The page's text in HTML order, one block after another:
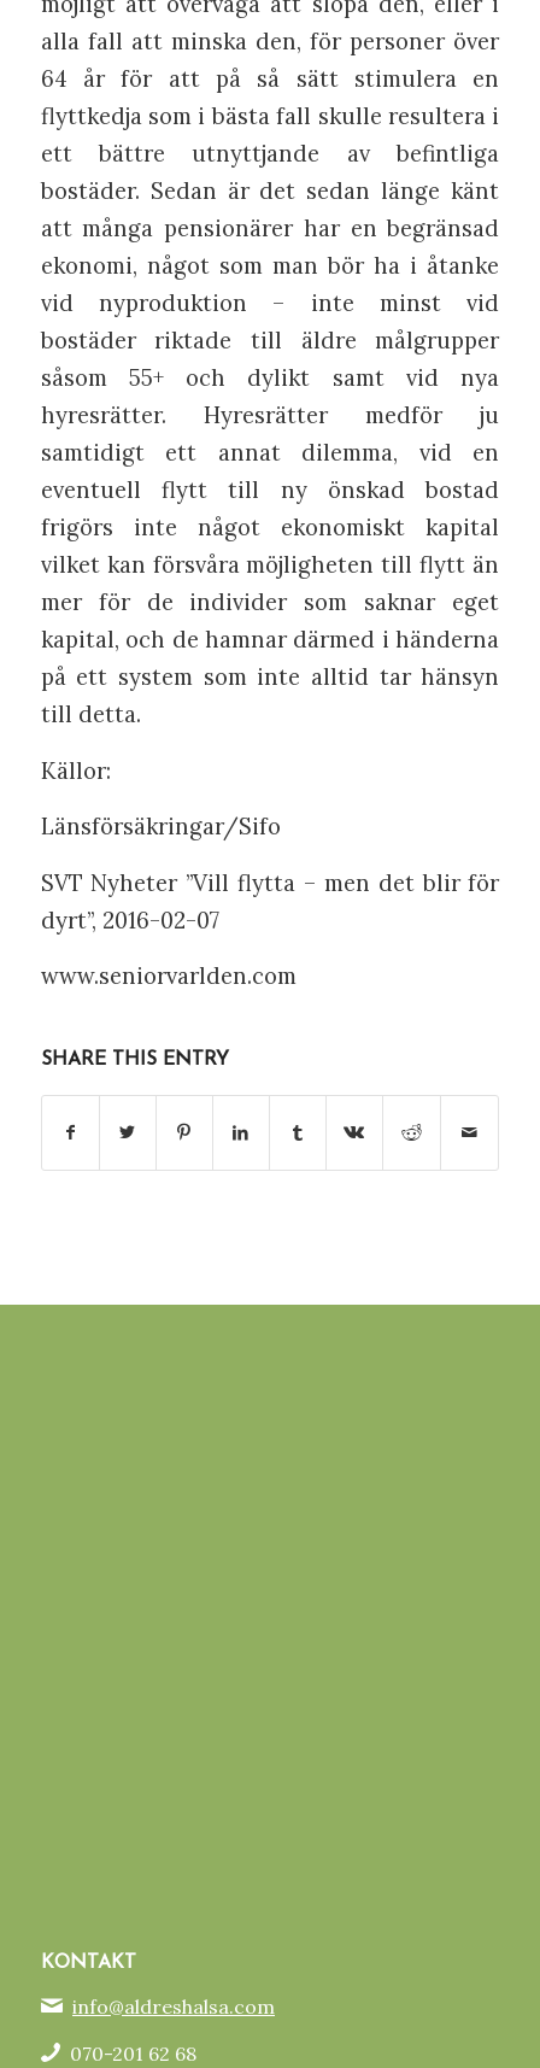
alla fall att minska den, för personer över
64 år för att på så sätt stimulera en
flyttkedja som i bästa fall skulle resultera i
ett bättre utnyttjande av befintliga
bostäder. Sedan är det sedan länge känt
att många pensionärer har en begränsad
ekonomi, något som man bör ha i åtanke
vid nyproduktion – inte minst vid
bostäder riktade till äldre målgrupper
såsom 55+ och dylikt samt vid nya
hyresrätter. Hyresrätter medför ju
samtidigt ett annat dilemma, vid en
eventuell flytt till ny önskad bostad
frigörs inte något ekonomiskt kapital
vilket kan försvåra möjligheten till flytt än
mer för de individer som saknar eget
kapital, och de hamnar därmed i händerna
på ett system som inte alltid tar hänsyn
till detta.
Källor:
Länsförsäkringar/Sifo
SVT Nyheter ”Vill flytta – men det blir för
dyrt”, 2016-02-07
www.seniorvarlden.com
SHARE THIS ENTRY
KONTAKT
info@aldreshalsa.com
070-201 62 68